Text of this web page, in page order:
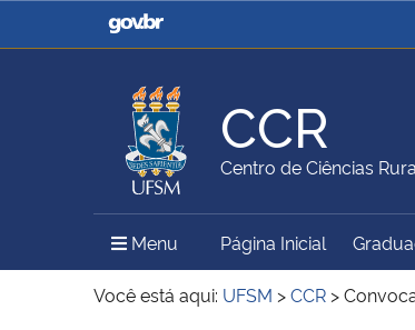
Casa Civil
Ministério da
Ministério da Agricultura,
Pecuária e Abastecimento
Ministério da
Ministério do Meio Ambiente Ministério do
CCR
Centro de Ciências
Menu Menu Principal do Sítio
Página Inicial
Você está aqui: UFSM >CCR >